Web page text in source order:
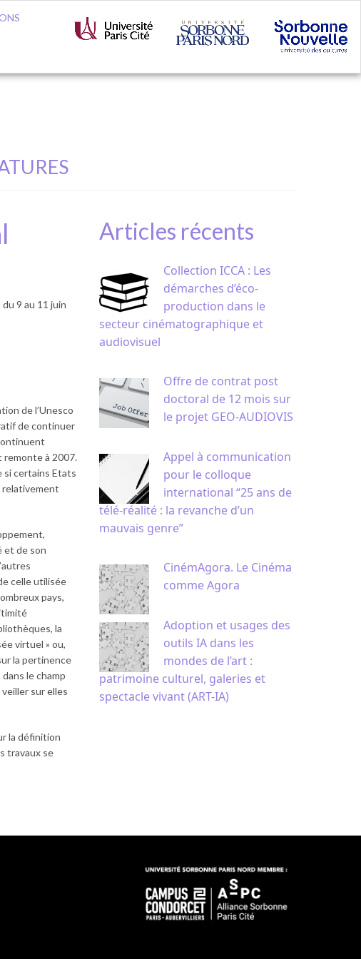
9 au 11 juin
de l’Unesco
de continuer
remonte à 2007.
si certains Etats
relativement
et de son
celle utilisée
pays,
la
virtuel » ou,
la pertinence
le champ
sur elles
la définition
travaux se
Articles récents
Collection ICCA : Les
démarches d’éco-
production dans le
secteur cinématographique et
audiovisuel
Offre de contrat post
doctoral de 12 mois sur
le projet GEO-AUDIOVIS
Appel à communication
pour le colloque
international “25 ans de
télé-réalité : la revanche d’un
mauvais genre”
CinémAgora. Le Cinéma
comme Agora
Adoption et usages des
outils IA dans les
mondes de l’art :
patrimoine culturel, galeries et
spectacle vivant (ART-IA)